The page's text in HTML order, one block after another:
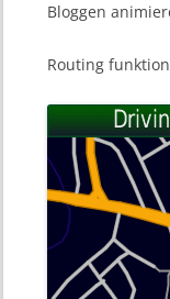
Bloggen
Routing